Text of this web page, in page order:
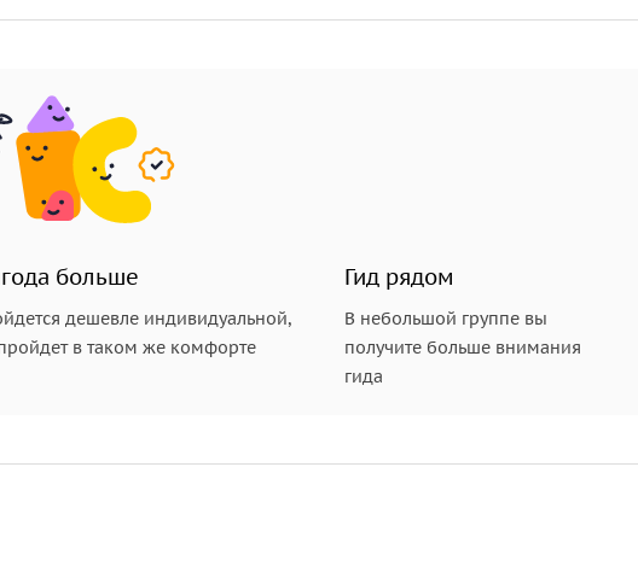
больше
дешевле индивидуальной,
в таком же комфорте
Гид рядом
В небольшой группе вы
получите больше внимания
гида